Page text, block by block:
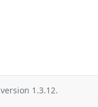
version 1.3.12.